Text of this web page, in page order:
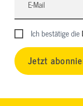
Ich bestätige die
Jetzt